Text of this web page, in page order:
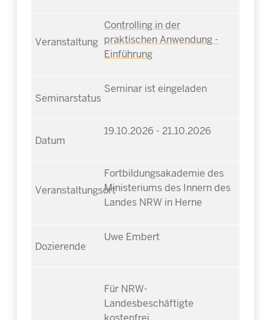
Controlling in der
praktischen Anwendung -
Einführung
Seminar ist eingeladen
19.10.2026 - 21.10.2026
Fortbildungsakademie des
Ministeriums des Innern des
Landes NRW in Herne
Uwe Embert
Für NRW-
Landesbeschäftigte